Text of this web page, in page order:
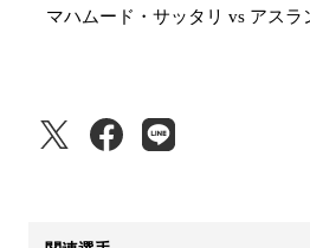
マハムード・サッタリ vs アスラ